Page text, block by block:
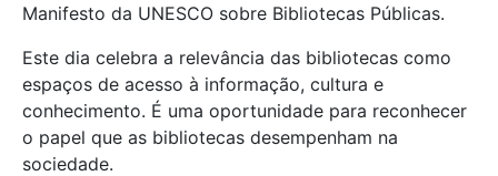
Manifesto da UNESCO sobre Bibliotecas Públicas.
Este dia celebra a relevância das bibliotecas como
espaços de acesso à informação, cultura e
conhecimento. É uma oportunidade para reconhecer
o papel que as bibliotecas desempenham na
sociedade.